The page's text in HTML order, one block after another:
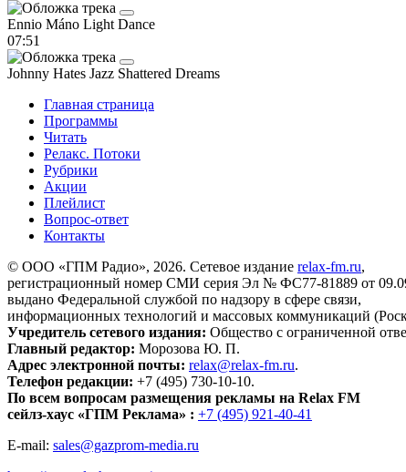
Ennio Máno Light Dance
07:51
Johnny Hates Jazz Shattered Dreams
Главная страница
Программы
Читать
Релакс. Потоки
Рубрики
Акции
Плейлист
Вопрос-ответ
Контакты
© ООО «ГПМ Радио», 2026. Сетевое издание relax-fm.ru,
регистрационный номер СМИ серия Эл № ФС77-81889 от
выдано Федеральной службой по надзору в сфере связи,
информационных технологий и массовых коммуникаций
Учредитель сетевого издания: Общество с ограниченной
Главный редактор: Морозова Ю. П.
Адрес электронной почты: relax@relax-fm.ru.
Телефон редакции: +7 (495) 730-10-10.
По всем вопросам размещения рекламы на Relax FM
сейлз-хаус «ГПМ Реклама» : +7 (495) 921-40-41
E-mail: sales@gazprom-media.ru